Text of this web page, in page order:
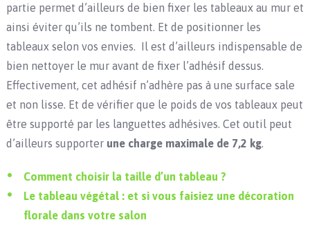
partie permet d’ailleurs de bien fixer les tableaux au mur et
ainsi éviter qu’ils ne tombent. Et de positionner les
tableaux selon vos envies. Il est d’ailleurs indispensable de
bien nettoyer le mur avant de fixer l’adhésif dessus.
Effectivement, cet adhésif n’adhère pas à une surface sale
et non lisse. Et de vérifier que le poids de vos tableaux peut
être supporté par les languettes adhésives. Cet outil peut
d’ailleurs supporter une charge maximale de 7,2 kg.
Comment choisir la taille d’un tableau ?
Le tableau végétal : et si vous faisiez une décoration
florale dans votre salon